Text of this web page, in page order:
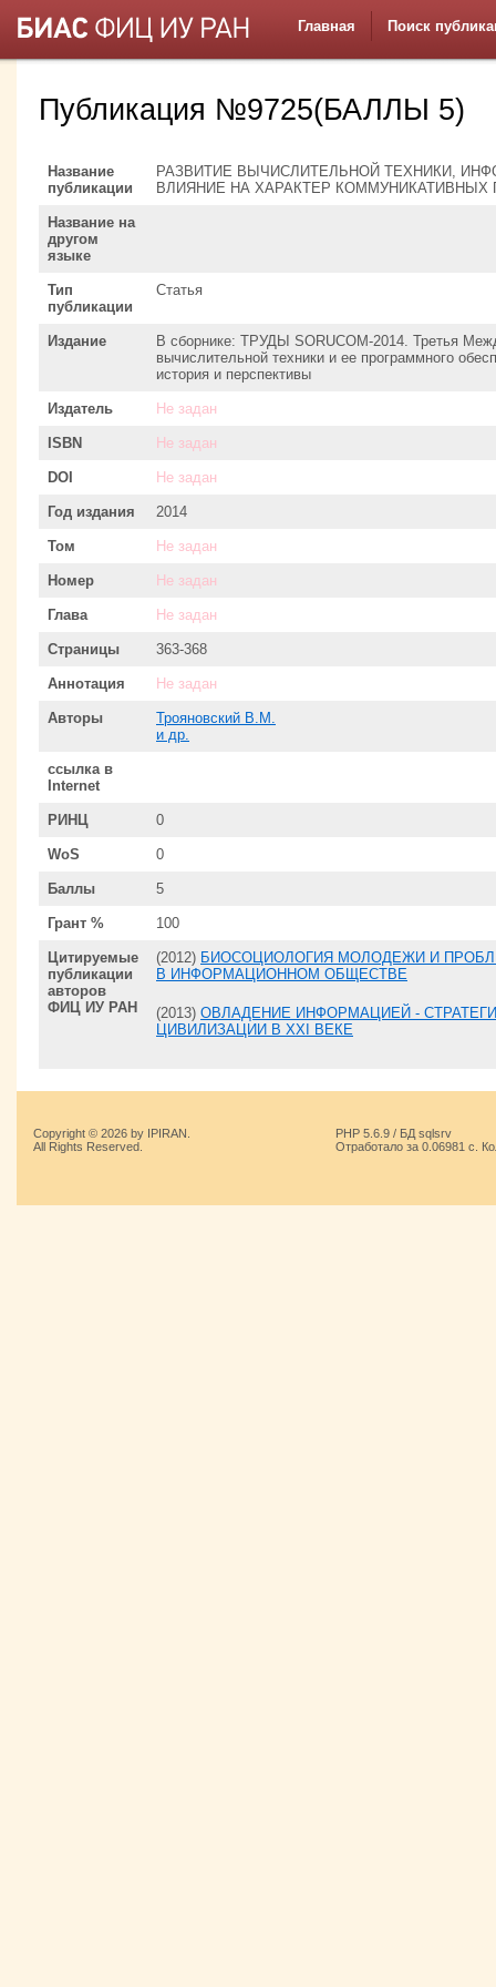
Главная Поиск
Публикация №9725(БАЛЛЫ 5)
Название
публикации
РАЗВИТИЕ ВЫЧИСЛИТЕЛЬНОЙ ТЕХНИКИ,
ВЛИЯНИЕ НА ХАРАКТЕР
Название на
другом
языке
Тип
публикации
Статья
Издание
В сборнике: ТРУДЫ SORUCOM-2014. Третья
вычислительной техники и ее программного
история и перспективы
Издатель Не задан
ISBN Не задан
DOI Не задан
Год издания 2014
Том Не задан
Номер Не задан
Глава Не задан
Страницы 363-368
Аннотация Не задан
Авторы
Трояновский В.М.
и др.
ссылка в
Internet
РИНЦ 0
WoS 0
Баллы 5
Грант % 100
Цитируемые
публикации
авторов
ФИЦ ИУ РАН
(2012) БИОСОЦИОЛОГИЯ МОЛОДЕЖИ И
В ИНФОРМАЦИОННОМ ОБЩЕСТВЕ
(2013) ОВЛАДЕНИЕ ИНФОРМАЦИЕЙ -
ЦИВИЛИЗАЦИИ В XXI ВЕКЕ
Copyright © 2026 by IPIRAN.
All Rights Reserved.
PHP 5.6.9 / БД sqlsrv
Отработало за 0.06981 с.